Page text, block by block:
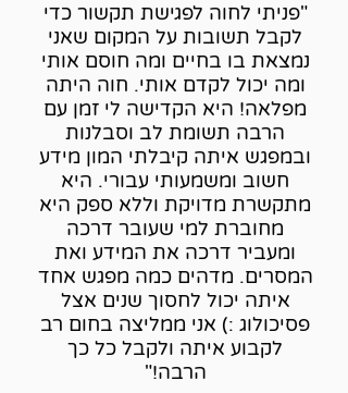
"פניתי לחוה לפגישת תקשור כדי
לקבל תשובות על המקום שאני
נמצאת בו בחיים ומה חוסם אותי
ומה יכול לקדם אותי. חוה היתה
מפלאה! היא הקדישה לי זמן עם
הרבה תשומת לב וסבלנות
ובמפגש איתה קיבלתי המון מידע
חשוב ומשמעותי עבורי. היא
מתקשרת מדויקת וללא ספק היא
מחוברת למי שעובר דרכה
ומעביר דרכה את המידע ואת
המסרים. מדהים כמה מפגש אחד
איתה יכול לחסוך שנים אצל
פסיכולוג :) אני ממליצה בחום רב
לקבוע איתה ולקבל כל כך
הרבה!"